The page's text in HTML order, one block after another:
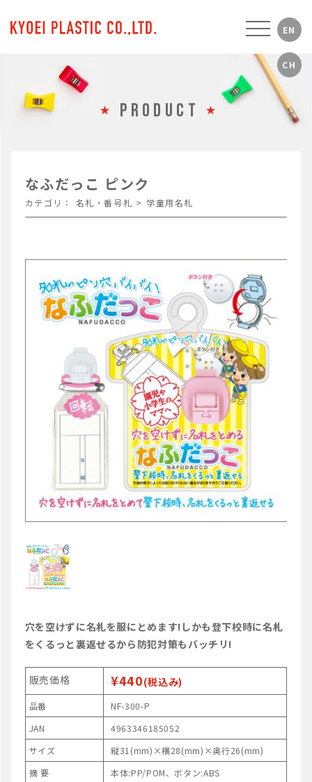
PRODUCT
なふだっこ ピンク
カテゴリ： 名札・番号札 > 学童用名札
穴を空けずに名札を服にとめます!しかも登下校時に名札
をくるっと裏返せるから防犯対策もバッチリ!
販売価格 ¥440(税込み)
品番
NF-300-P
JAN
4963346185052
サイズ
縦31(mm)×横28(mm)×奥行26(mm)
摘 要
本体:PP/POM、ボタン:ABS